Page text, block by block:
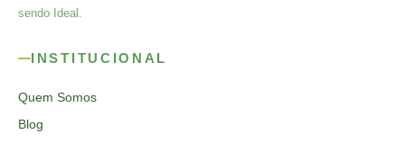
sendo Ideal.
INSTITUCIONAL
Quem Somos
Blog